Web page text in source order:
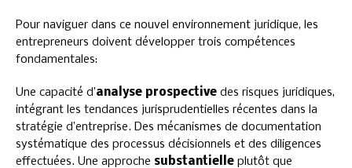
Pour naviguer dans ce nouvel environnement juridique, les
entrepreneurs doivent développer trois compétences
fondamentales:
Une capacité d’analyse prospective des risques juridiques,
intégrant les tendances jurisprudentielles récentes dans la
stratégie d’entreprise. Des mécanismes de documentation
systématique des processus décisionnels et des diligences
effectuées. Une approche substantielle plutôt que